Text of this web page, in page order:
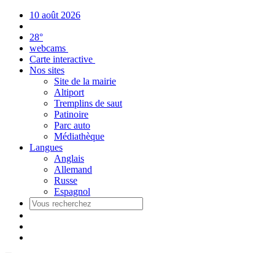
10 août 2026
28°
webcams
Carte interactive
Nos sites
Site de la mairie
Altiport
Tremplins de saut
Patinoire
Parc auto
Médiathèque
Langues
Anglais
Allemand
Russe
Espagnol